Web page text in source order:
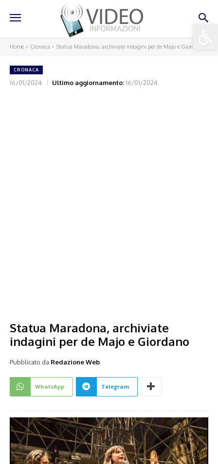
Home Cronaca Statua Maradona, archiviate indagini per de Majo e Giordano
CRONACA
16/01/2024 Ultimo aggiornamento:16/01/2024
Statua Maradona, archiviate
indagini per de Majo e Giordano
Pubblicato da Redazione Web
WhatsApp Telegram